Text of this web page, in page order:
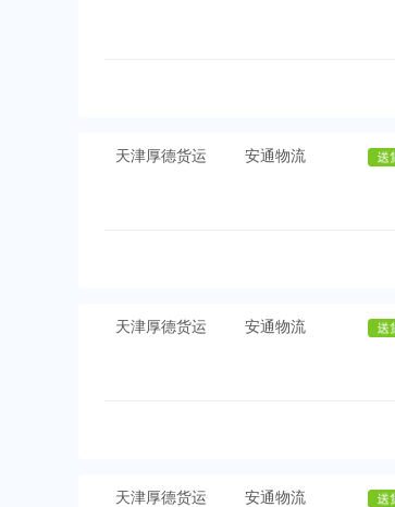
天津厚德货运 安通物流
天津厚德货运 安通物流
天津厚德货运 安通物流